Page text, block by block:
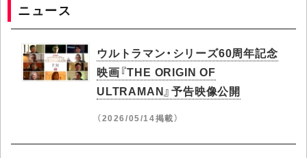
ニュース
ウルトラマン・シリーズ60周年記念
映画『THE ORIGIN OF
ULTRAMAN』予告映像公開
（2026/05/14掲載）